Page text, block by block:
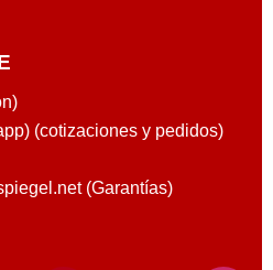
(cotizaciones y pedidos)
(Garantías)